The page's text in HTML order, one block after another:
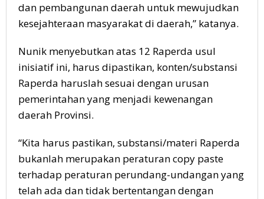
dan pembangunan daerah untuk mewujudkan
kesejahteraan masyarakat di daerah,” katanya.
Nunik menyebutkan atas 12 Raperda usul
inisiatif ini, harus dipastikan, konten/substansi
Raperda haruslah sesuai dengan urusan
pemerintahan yang menjadi kewenangan
daerah Provinsi.
“Kita harus pastikan, substansi/materi Raperda
bukanlah merupakan peraturan copy paste
terhadap peraturan perundang-undangan yang
telah ada dan tidak bertentangan dengan